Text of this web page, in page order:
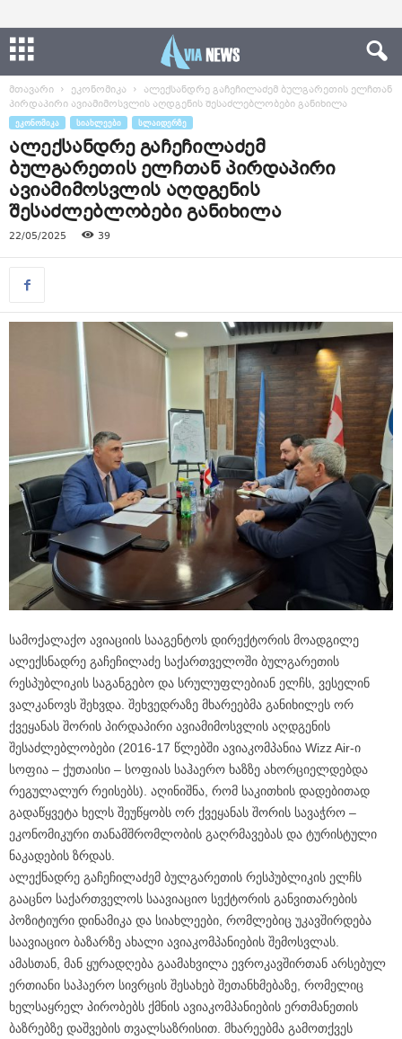
მთავარი ეკონომიკა
ალექსანდრე გაჩეჩილაძემ ბულგარეთის ელჩთან
პირდაპირი ავიამიმოსვლის აღდგენის შესაძლებლობები განიხილა
ᲔᲙᲝᲜᲝᲛᲘᲙᲐ ᲡᲘᲐᲮᲚᲔᲔᲑᲘ ᲡᲚᲐᲘᲓᲔᲠᲖᲔ
ალექსანდრე გაჩეჩილაძემ
ბულგარეთის ელჩთან პირდაპირი
ავიამიმოსვლის აღდგენის
შესაძლებლობები განიხილა
22/05/2025 39
სამოქალაქო ავიაციის სააგენტოს დირექტორის მოადგილე
ალექსნადრე გაჩეჩილაძე საქართველოში ბულგარეთის
რესპუბლიკის საგანგებო და სრულუფლებიან ელჩს, ვესელინ
ვალკანოვს შეხვდა. შეხვედრაზე მხარეებმა განიხილეს ორ
ქვეყანას შორის პირდაპირი ავიამიმოსვლის აღდგენის
შესაძლებლობები (2016-17 წლებში ავიაკომპანია Wizz Air-ი
სოფია – ქუთაისი – სოფიას საჰაერო ხაზზე ახორციელდებდა
რეგულალურ რეისებს). აღინიშნა, რომ საკითხის დადებითად
გადაწყვეტა ხელს შეუწყობს ორ ქვეყანას შორის სავაჭრო –
ეკონომიკური თანამშრომლობის გაღრმავებას და ტურისტული
ნაკადების ზრდას.
ალექნადრე გაჩეჩილაძემ ბულგარეთის რესპუბლიკის ელჩს
გააცნო საქართველოს საავიაციო სექტორის განვითარების
პოზიტიური დინამიკა და სიახლეები, რომლებიც უკავშირდება
საავიაციო ბაზარზე ახალი ავიაკომპანიების შემოსვლას.
ამასთან, მან ყურადღება გაამახვილა ევროკავშირთან არსებულ
ერთიანი საჰაერო სივრცის შესახებ შეთანხმებაზე, რომელიც
ხელსაყრელ პირობებს ქმნის ავიაკომპანიების ერთმანეთის
ბაზრებზე დაშვების თვალსაზრისით. მხარეებმა გამოთქვეს